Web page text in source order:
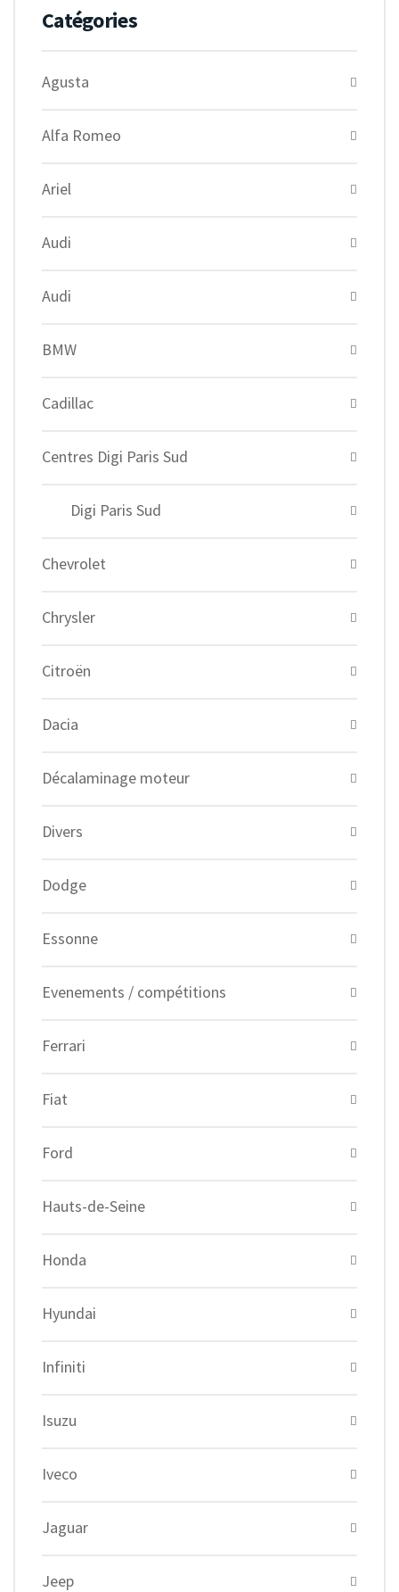
Catégories
Agusta
Alfa Romeo
Ariel
Audi
Audi
BMW
Cadillac
Centres Digi Paris Sud
Digi Paris Sud
Chevrolet
Chrysler
Citroën
Dacia
Décalaminage moteur
Divers
Dodge
Essonne
Evenements / compétitions
Ferrari
Fiat
Ford
Hauts-de-Seine
Honda
Hyundai
Infiniti
Isuzu
Iveco
Jaguar
Jeep